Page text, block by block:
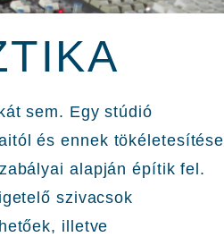
sem. Egy stúdió
és ennek tökéletesítése
alapján építik fel.
szivacsok
illetve